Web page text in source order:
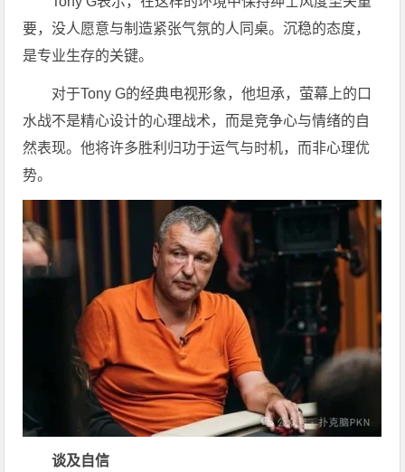
要，没人愿意与制造紧张气氛的人同桌。沉稳的态度，
是专业生存的关键。
对于Tony G的经典电视形象，他坦承，萤幕上的口
水战不是精心设计的心理战术，而是竞争心与情绪的自
然表现。他将许多胜利归功于运气与时机，而非心理优
势。
谈及自信